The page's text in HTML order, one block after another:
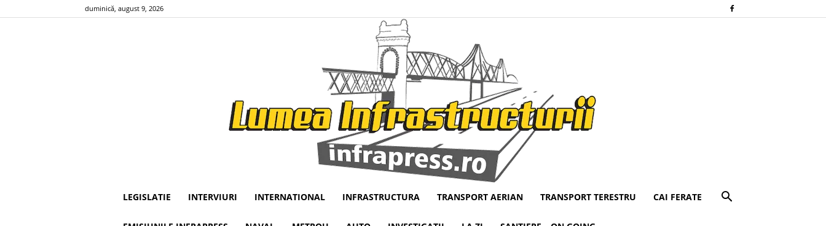
duminică, august 9, 2026
Infrapress
LEGISLATIE INTERVIURI INTERNATIONAL INFRASTRUCTURA TRANSPORT AERIAN TRANSPORT TERESTRU CAI FERATE